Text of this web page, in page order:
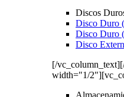
Discos
Disco Duro
Disco Duro
Disco
[/
width="1/